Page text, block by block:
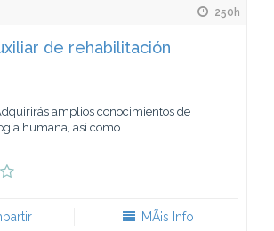
250h
de rehabilitación
amplios conocimientos de
humana, así como...
MÃ¡s Info